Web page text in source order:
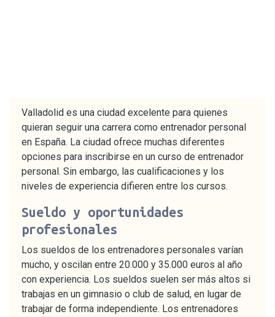
Valladolid es una ciudad excelente para quienes
quieran seguir una carrera como entrenador personal
en España. La ciudad ofrece muchas diferentes
opciones para inscribirse en un curso de entrenador
personal. Sin embargo, las cualificaciones y los
niveles de experiencia difieren entre los cursos.
Sueldo y oportunidades
profesionales
Los sueldos de los entrenadores personales varían
mucho, y oscilan entre 20.000 y 35.000 euros al año
con experiencia. Los sueldos suelen ser más altos si
trabajas en un gimnasio o club de salud, en lugar de
trabajar de forma independiente. Los entrenadores